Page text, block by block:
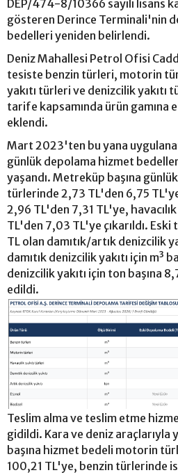
DEP/474-8/10366 sayılı lisans
gösteren Derince Terminali'nin
bedelleri yeniden belirlendi.
Deniz Mahallesi Petrol Ofisi
tesiste benzin türleri, motorin
yakıtı türleri ve denizcilik yakıtı
tarife kapsamında ürün gamına
eklendi.
Mart 2023'ten bu yana
günlük depolama hizmet
yaşandı. Metreküp başına
türlerinde 2,73 TL'den 6,75
2,96 TL'den 7,31 TL'ye,
TL'den 7,03 TL'ye çıkarıldı.
TL olan damıtık/artık denizcilik
damıtık denizcilik yakıtı için m³
denizcilik yakıtı için ton başına
edildi.
Teslim alma ve teslim etme
gidildi. Kara ve deniz araçlarıyla
başına hizmet bedeli motorin
100,21 TL'ye, benzin türlerinde